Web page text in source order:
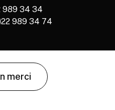
989 34 34
989 34 74
merci